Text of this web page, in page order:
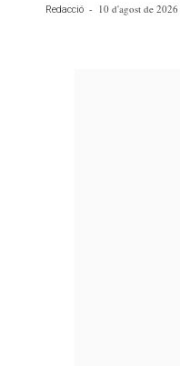
Redacció - 10 d'agost de 2026